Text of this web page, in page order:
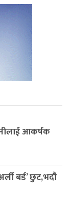
आकर्षक
बर्ड’ छुट,भदौ